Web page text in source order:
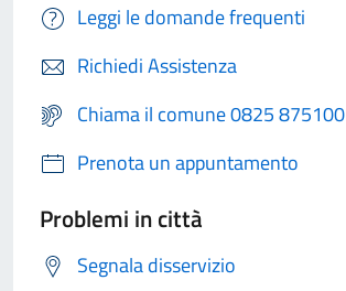
Leggi le domande frequenti
Richiedi Assistenza
Chiama il comune 0825 875100
Prenota un appuntamento
Problemi in città
Segnala disservizio